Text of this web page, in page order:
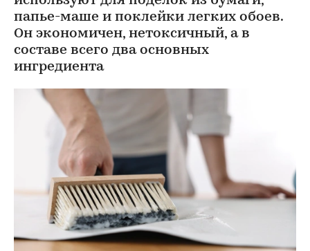
папье-маше и поклейки легких обоев.
Он экономичен, нетоксичный, а в
составе всего два основных
ингредиента